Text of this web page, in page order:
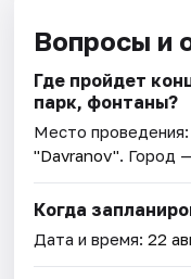
Вопросы и
Где пройдет
парк, фонтаны?
Место
"Davranov". Город
Когда
Дата и время:22